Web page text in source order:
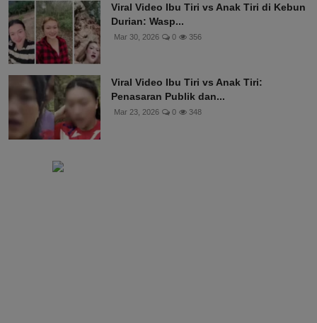
Viral Video Ibu Tiri vs Anak Tiri di Kebun
Durian: Wasp...
Mar 30, 2026 0 356
Viral Video Ibu Tiri vs Anak Tiri:
Penasaran Publik dan...
Mar 23, 2026 0 348